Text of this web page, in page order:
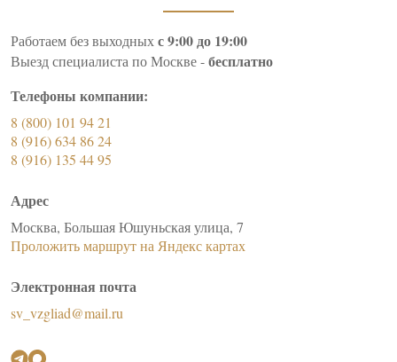
Работаем без выходныхс 9:00 до 19:00
Выезд специалиста по Москве -бесплатно
Телефоны компании:
8 (800) 101 94 21
8 (916) 634 86 24
8 (916) 135 44 95
Адрес
Москва, Большая Юшуньская улица, 7
Проложить маршрут на Яндекс картах
Электронная почта
sv_vzgliad@mail.ru